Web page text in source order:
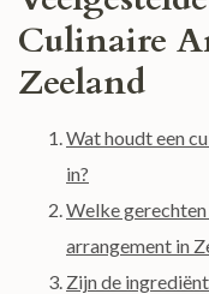
Culinaire
Zeeland
Wat houdt een
in?
Welke
arrangement in
Zijn de